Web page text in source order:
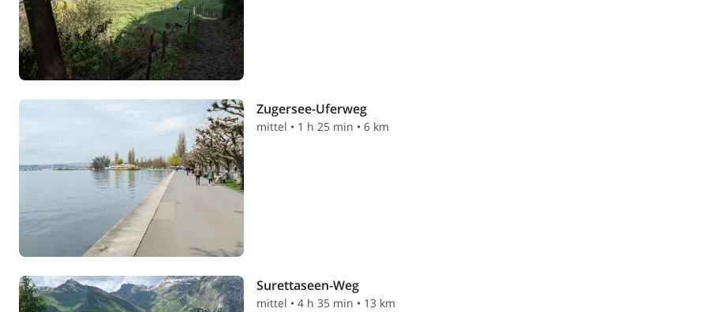
Zugersee-Uferweg
mittel • 1 h 25 min • 6 km
Surettaseen-Weg
mittel • 4 h 35 min • 13 km